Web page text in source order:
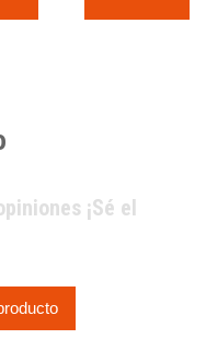
¡Sé el